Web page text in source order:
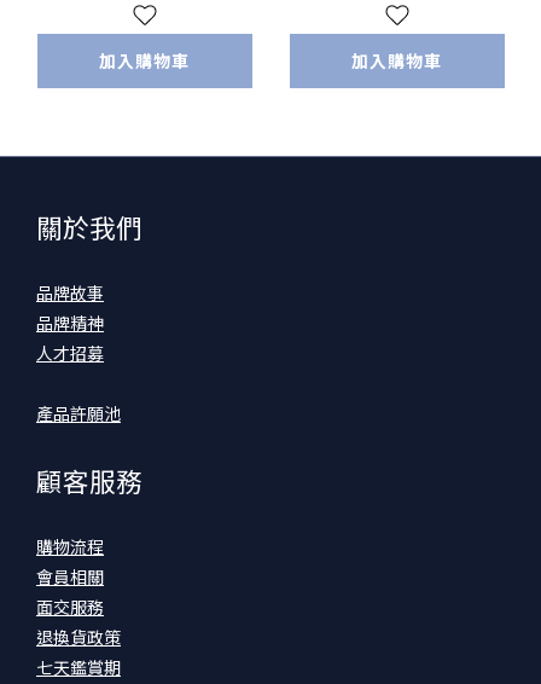
加入購物車 加入購物車
關於我們
品牌故事
品牌精神
人才招募
產品許願池
顧客服務
購物流程
會員相關
面交服務
退換貨政策
七天鑑賞期